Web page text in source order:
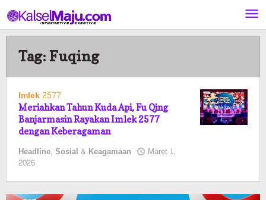
ke
konten
Tag: Fuqing
Imlek 2577
Meriahkan Tahun Kuda Api, Fu Qing
Banjarmasin Rayakan Imlek 2577
dengan Keberagaman
Headline, Sosial & Keagamaan Maret 1,
2026